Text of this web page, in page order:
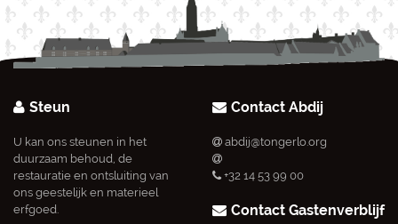
Steun
U kan ons steunen in het
duurzaam behoud, de
restauratie en ontsluiting van
ons geestelijk en materieel
erfgoed.
Contact Abdij
abdij@tongerlo.org
+32 14 53 99 00
Contact Gastenverblijf